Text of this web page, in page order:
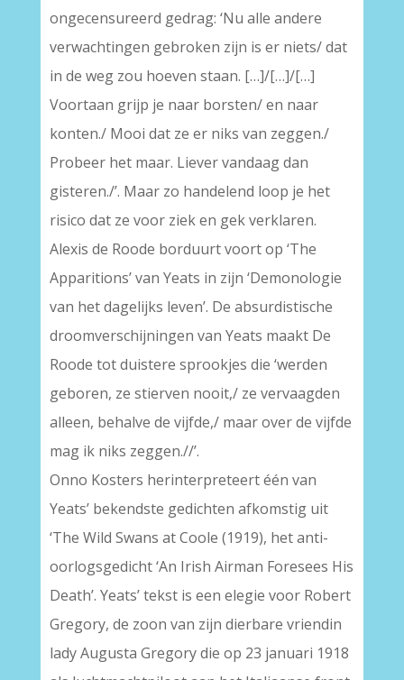
ongecensureerd gedrag: ‘Nu alle andere
verwachtingen gebroken zijn is er niets/ dat
in de weg zou hoeven staan. […]/[…]/[…]
Voortaan grijp je naar borsten/ en naar
konten./ Mooi dat ze er niks van zeggen./
Probeer het maar. Liever vandaag dan
gisteren./’. Maar zo handelend loop je het
risico dat ze voor ziek en gek verklaren.
Alexis de Roode borduurt voort op ‘The
Apparitions’ van Yeats in zijn ‘Demonologie
van het dagelijks leven’. De absurdistische
droomverschijningen van Yeats maakt De
Roode tot duistere sprookjes die ‘werden
geboren, ze stierven nooit,/ ze vervaagden
alleen, behalve de vijfde,/ maar over de vijfde
mag ik niks zeggen.//’.
Onno Kosters herinterpreteert één van
Yeats’ bekendste gedichten afkomstig uit
‘The Wild Swans at Coole (1919), het anti-
oorlogsgedicht ‘An Irish Airman Foresees His
Death’. Yeats’ tekst is een elegie voor Robert
Gregory, de zoon van zijn dierbare vriendin
lady Augusta Gregory die op 23 januari 1918